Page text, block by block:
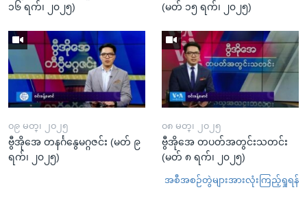
၁၆ ရက်၊ ၂၀၂၅)
(မတ် ၁၅ ရက်၊ ၂၀၂၅)
၀၉ မတ္၊ ၂၀၂၅
ဗွီအိုအေ တနင်္ဂနွေမဂ္ဂဇင်း (မတ် ၉
ရက်၊ ၂၀၂၅)
၀၈ မတ္၊ ၂၀၂၅
ဗွီအိုအေ တပတ်အတွင်းသတင်း
(မတ် ၈ ရက်၊ ၂၀၂၅)
အစီအစဉ်တွဲများအားလုံးကြည့်ရှုရန်